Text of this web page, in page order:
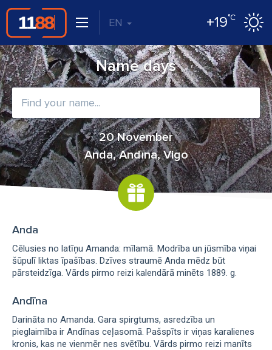
EN +19°C
Name days
20 November
Anda, Andīna, Vigo
Anda
Cēlusies no latīņu Amanda: mīlamā. Modrība un jūsmība viņai
šūpulī liktas īpašības. Dzīves straumē Anda mēdz būt
pārsteidzīga. Vārds pirmo reizi kalendārā minēts 1889. g.
Andīna
Darināta no Amanda. Gara spirgtums, asredzība un
pieglaimība ir Andīnas ceļasomā. Pašspīts ir viņas karalienes
kronis, kas ne vienmēr nes svētību. Vārds pirmo reizi manīts